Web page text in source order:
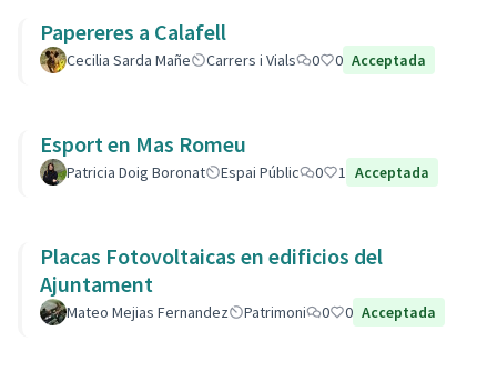
Papereres a Calafell
Cecilia Sarda Mañe Carrers i Vials 0 0 Acceptada
Esport en Mas Romeu
Patricia Doig Boronat Espai Públic 0 1 Acceptada
Placas Fotovoltaicas en edificios del
Ajuntament
Mateo Mejias Fernandez Patrimoni 0 0 Acceptada